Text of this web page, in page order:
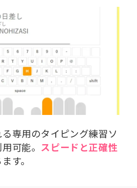
専用のタイピング練習ソ
可能。 スピードと正確性
す。